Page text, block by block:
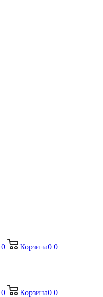
0 Корзина0 0
0 Корзина0 0